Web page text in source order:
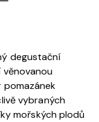
degustační
věnovanou
pomazánek
vybraných
mořských plodů